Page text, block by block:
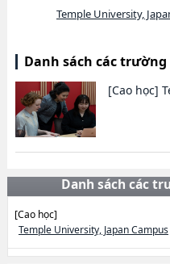
Temple University,
Danh sách các
[Cao học]
Danh sách các
[Cao học]
Temple University, Japan Campus